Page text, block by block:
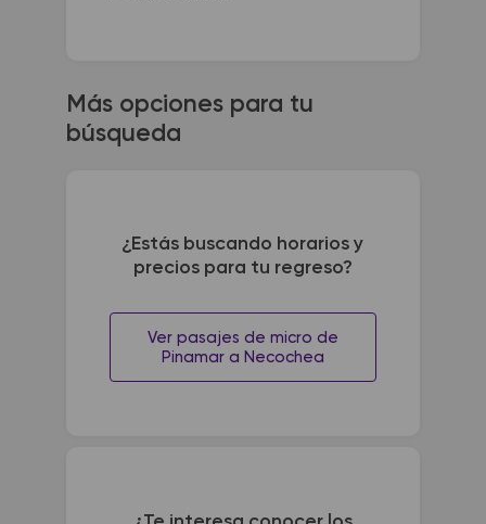
Más opciones para tu
búsqueda
¿Estás buscando horarios y
precios para tu regreso?
Ver pasajes de micro de
Pinamar a Necochea